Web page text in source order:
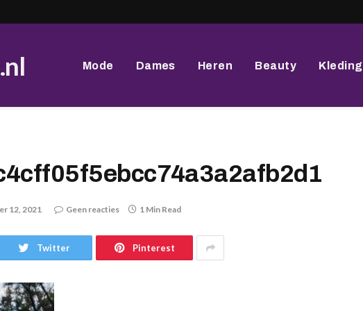
Mode Dames Heren Beauty Kleding
12, 2021 Geen reacties 1 Min Read
Twitter Pinterest